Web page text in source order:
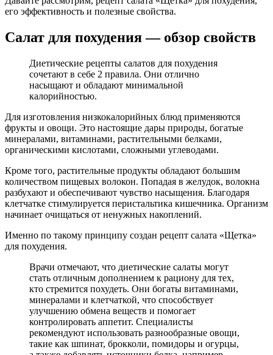
его эффективность и полезные свойства.
Салат для похудения — обзор свойств
Диетические рецепты салатов для похудения
сочетают в себе 2 правила. Они отлично
насыщают и обладают минимальной
калорийностью.
Для изготовления низкокалорийных блюд применяются
фрукты и овощи. Это настоящие дары природы, богатые
минералами, витаминами, растительными белками,
органическими кислотами, сложными углеводами.
Кроме того, растительные продукты обладают большим
количеством пищевых волокон. Попадая в желудок, волокна
разбухают и обеспечивают чувство насыщения. Благодаря
клетчатке стимулируется перистальтика кишечника. Организм
начинает очищаться от ненужных накоплений.
Именно по такому принципу создан рецепт салата «Щетка»
для похудения.
Врачи отмечают, что диетические салаты могут
стать отличным дополнением к рациону для тех,
кто стремится похудеть. Они богаты витаминами,
минералами и клетчаткой, что способствует
улучшению обмена веществ и помогает
контролировать аппетит. Специалисты
рекомендуют использовать разнообразные овощи,
такие как шпинат, брокколи, помидоры и огурцы,